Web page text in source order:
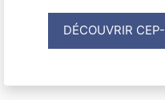
DÉCOUVRIR